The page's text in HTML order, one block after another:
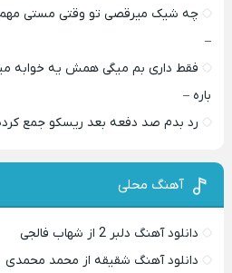
چه شیک میرقصی تو وقتی مستی
–
فقط داری بم میگی همش یه خوابه
باره –
رد بدم صد دفعه بعد ریسکو جمع
آهنگ محلی
دانلود آهنگ دلبر 2 از شهاب فالجی
دانلود آهنگ شقیقه از محمد محمدی